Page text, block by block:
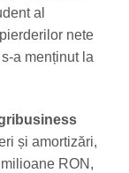
al
nete
a menținut la
și amortizări,
RON,